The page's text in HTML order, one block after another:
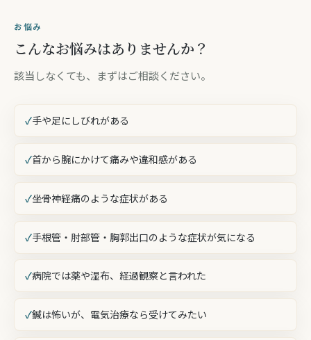
お悩み
こんなお悩みはありませんか？
該当しなくても、まずはご相談ください。
手や足にしびれがある
首から腕にかけて痛みや違和感がある
坐骨神経痛のような症状がある
手根管・肘部管・胸郭出口のような症状が気になる
病院では薬や湿布、経過観察と言われた
鍼は怖いが、電気治療なら受けてみたい